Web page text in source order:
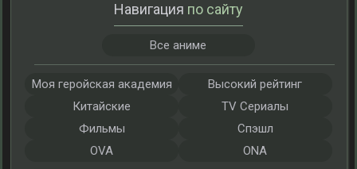
Навигация по сайту
Все аниме
Моя геройская академия
Высокий рейтинг
Китайские
TV Сериалы
Фильмы
Спэшл
OVA
ONA